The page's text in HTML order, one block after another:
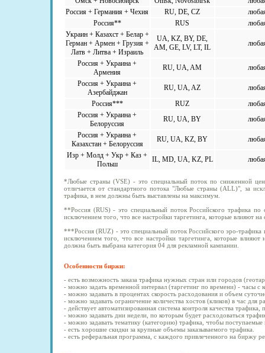
Россия + Германия + Чехия
RU, DE, CZ
Россия**
RUS
Украин + Казахст + Белар +
Герман + Армен + Грузия +
Латв + Литва + Израиль
UA, KZ, BY, DE,
AM, GE, LV, LT, IL
Россия + Украина +
Армения
RU, UA, AM
Россия + Украина +
Азербайджан
RU, UA, AZ
Россия***
RUZ
Россия + Украина +
Белоруссия
RU, UA, BY
Россия + Украина +
Казахстан + Белоруссия
RU, UA, KZ, BY
Изр + Молд + Укр + Каз +
Польш
IL, MD, UA, KZ, PL
*Любые страны (VSE) - это специальный поток по сниженной
отличается от стандартного потока "Любые страны (ALL)", за
трафика, в нем должны быть выставлены на максимум.
**Россия (RUS) - это специальный поток Российского трафика
исключением того, что все настройки таргетинга, которые влияют
***Россия (RUZ) - это специальный поток Российского эро-
исключением того, что все настройки таргетинга, которые
должна быть выбрана категория 04 для рекламной кампании.
Особенности биржи:
- есть возможность заказа трафика нужных стран или городов
- можно задать временной интервал (таргетинг по времени) - часы с
- можно задавать в процентах скорость расходования и объем
- можно задавать ограничение количества хостов (кликов) в час для
- действует автоматизированная система контроля качества
- можно задавать дни недели, по которым будет расходоваться
- можно задавать тематику (категорию) трафика, чтобы
- есть хорошие скидки за крупные объемы заказываемого трафика.
- есть реферальная программа, с каждого привлеченного на биржу